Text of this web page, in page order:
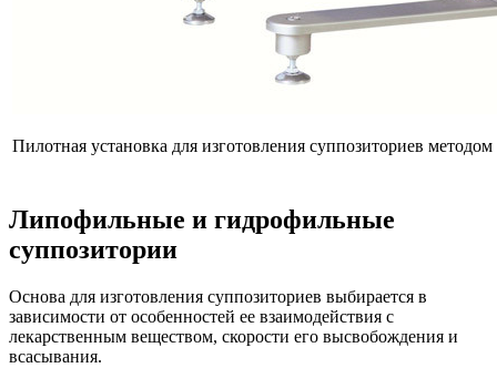
Пилотная установка для изготовления суппозиториев методом
Липофильные и гидрофильные
суппозитории
Основа для изготовления суппозиториев выбирается в
зависимости от особенностей ее взаимодействия с
лекарственным веществом, скорости его высвобождения и
всасывания.